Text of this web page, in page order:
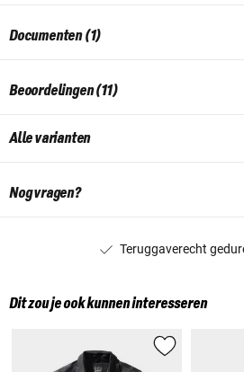
Documenten (1)
Beoordelingen (11)
Alle varianten
Nog vragen?
Teruggaverecht
Dit zou je ook kunnen interesseren